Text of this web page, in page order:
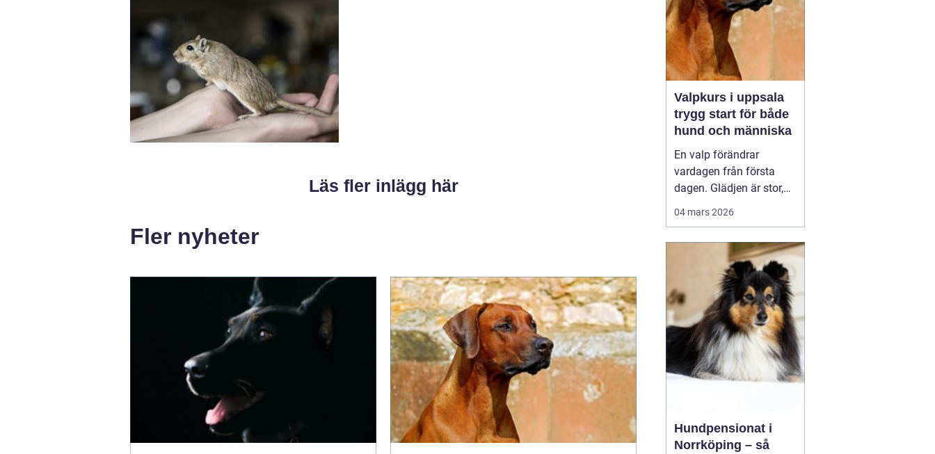
Läs fler inlägg här
Fler nyheter
sällskapshundar ut...
Valpkurs i uppsala
trygg start för både
hund och människa
En valp förändrar
vardagen från första
dagen. Glädjen är stor,
följsam och social hund.
En genomtänktvalpkurs
upsala
ger både valp
och äga...
04 mars 2026
Hundpensionat i
Norrköping – så